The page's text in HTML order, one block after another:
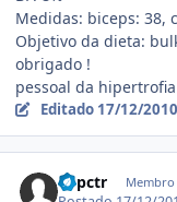
Medidas: biceps: 38,
Objetivo da dieta:
obrigado !
pessoal da
Editado 17/12/
appctr Membro